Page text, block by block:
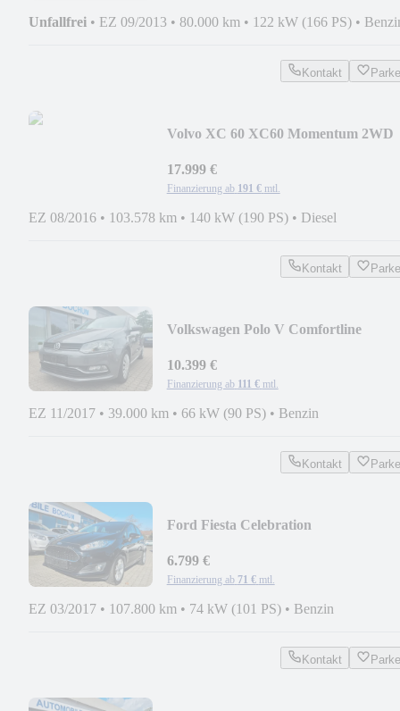
Unfallfrei • EZ 09/2013 • 80.000 km • 122 kW (166 PS) •
Kontakt
Volvo XC 60 XC60 Momentum 2WD
17.999 €
Finanzierung ab 191 € mtl.
EZ 08/2016 • 103.578 km • 140 kW (190 PS) • Diesel
Kontakt
Volkswagen Polo V Comfortline
10.399 €
Finanzierung ab 111 € mtl.
EZ 11/2017 • 39.000 km • 66 kW (90 PS) • Benzin
Kontakt
Ford Fiesta Celebration
6.799 €
Finanzierung ab 71 € mtl.
EZ 03/2017 • 107.800 km • 74 kW (101 PS) • Benzin
Kontakt